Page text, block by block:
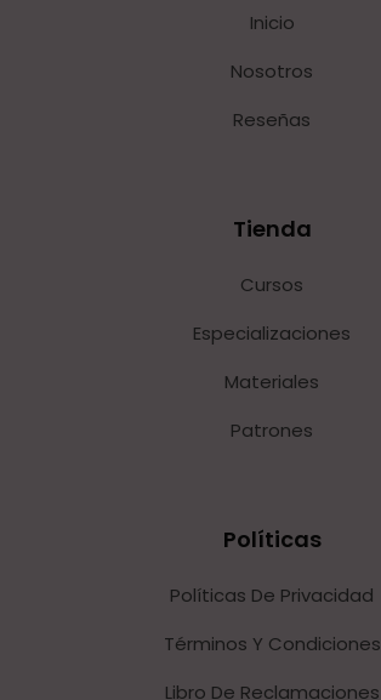
Inicio
Nosotros
Reseñas
Tienda
Cursos
Especializaciones
Materiales
Patrones
Políticas
Políticas De Privacidad
Términos Y Condiciones
Libro De Reclamaciones